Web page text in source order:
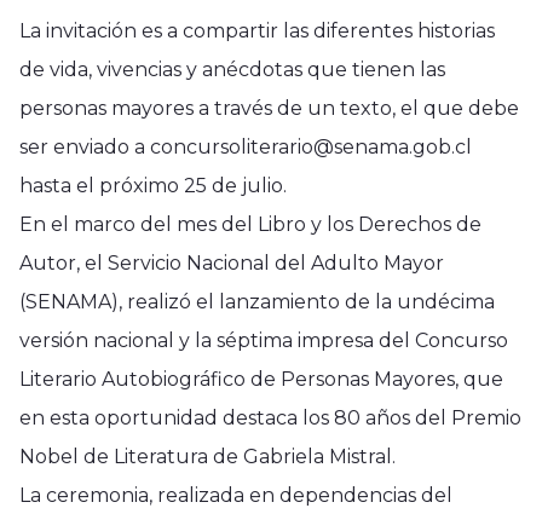
La invitación es a compartir las diferentes historias
de vida, vivencias y anécdotas que tienen las
personas mayores a través de un texto, el que debe
ser enviado a concursoliterario@senama.gob.cl
hasta el próximo 25 de julio.
En el marco del mes del Libro y los Derechos de
Autor, el Servicio Nacional del Adulto Mayor
(SENAMA), realizó el lanzamiento de la undécima
versión nacional y la séptima impresa del Concurso
Literario Autobiográfico de Personas Mayores, que
en esta oportunidad destaca los 80 años del Premio
Nobel de Literatura de Gabriela Mistral.
La ceremonia, realizada en dependencias del